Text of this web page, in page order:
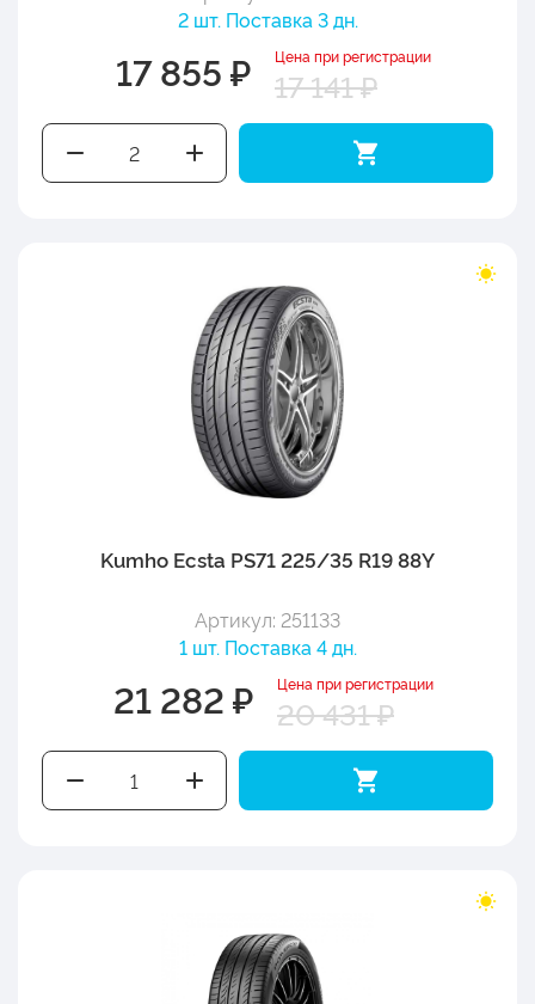
2 шт. Поставка 3 дн.
17 855 ₽ Цена при регистрации
17 141 ₽
Kumho Ecsta PS71 225/35 R19 88Y
Артикул: 251133
1 шт. Поставка 4 дн.
21 282 ₽ Цена при регистрации
20 431 ₽